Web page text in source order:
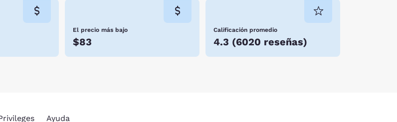
El precio más bajo
$83
Calificación promedio
4.3 (6020 reseñas)
Ayuda